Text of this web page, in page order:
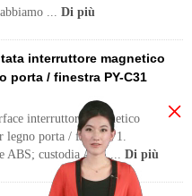
... Di più
interruttore magnetico
porta / finestra PY-C31
interruttore magnetico
legno porta / finestra 1.
ABS; custodia ABS ... Di più
×